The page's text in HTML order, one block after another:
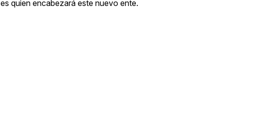
, es quien encabezará este nuevo ente.